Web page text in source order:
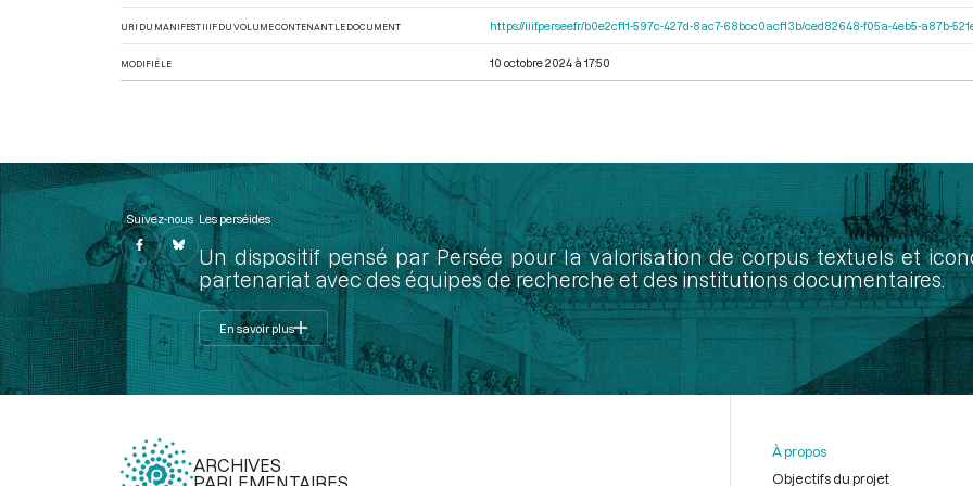
URI DU MANIFEST IIIF DU VOLUME CONTENANT LE DOCUMENT https://iiif.persee.fr/b0e2cf11-597c-427d-8ac7-68bcc0acf13b/ced82648-f05a-4eb5-a87b-
MODIFIÉ LE 10 octobre 2024 à 17:50
Suivez-nous Les perséides
Un dispositif pensé par Persée pour la valorisation de corpus textuels et
partenariat avec des équipes de recherche et des institutions documentaires.
En savoir plus
ARCHIVES
À propos
Objectifs du projet